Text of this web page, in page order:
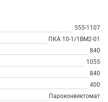
555-1107
ПКА 10-1/1ВМ2-01
840
1055
840
400
Пароконвектомат